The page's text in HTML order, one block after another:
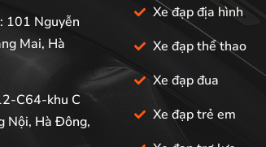
101 Nguyễn
Mai, Hà
C64-khu C
Nội, Hà Đông,
Xe đạp địa hình
Xe đạp thể thao
Xe đạp đua
Xe đạp trẻ em